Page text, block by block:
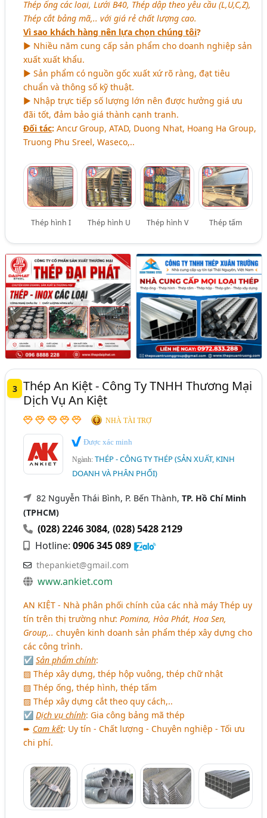
Thép ống các loại, Lưới B40, Thép dập theo yêu cầu (L,U,C,Z),
Thép cắt bảng mã,.. với giá rẻ chất lượng cao.
Vì sao khách hàng nên lựa chọn chúng tôi?
► Nhiều năm cung cấp sản phẩm cho doanh nghiệp sản
xuất xuất khẩu.
► Sản phẩm có nguồn gốc xuất xứ rõ ràng, đạt tiêu
chuẩn và thông số kỹ thuật.
► Nhập trực tiếp số lượng lớn nên được hưởng giá ưu
đãi tốt, đảm bảo giá thành cạnh tranh.
Đối tác: Ancư Group, ATAD, Duong Nhat, Hoang Ha Group,
Truong Phu Sreel, Waseco,..
Thép hình I Thép hình U Thép hình V Thép tấm
3 Thép An Kiệt - Công Ty TNHH Thương Mại
Dịch Vụ An Kiệt
NHÀ TÀI TRỢ
Được xác minh
Ngành:THÉP - CÔNG TY THÉP (SẢN XUẤT, KINH
DOANH VÀ PHÂN PHỐI)
82 Nguyễn Thái Bình, P. Bến Thành,TP. Hồ Chí Minh
(TPHCM)
(028) 2246 3084,(028) 5428 2129
Hotline:0906 345 089
thepankiet@gmail.com
www.ankiet.com
AN KIỆT - Nhà phân phối chính của các nhà máy Thép uy
tín trên thị trường như:Pomina, Hòa Phát, Hoa Sen,
Group,.. chuyên kinh doanh sản phẩm thép xây dựng cho
các công trình.
☑Sản phẩm chính:
▨ Thép xây dựng, thép hộp vuông, thép chữ nhật
▨ Thép ống, thép hình, thép tấm
▨ Thép xây dựng cắt theo quy cách,..
☑Dịch vụ chính: Gia công bảng mã thép
➨ Cam kết: Uy tín - Chất lượng - Chuyên nghiệp - Tối ưu
chi phí.